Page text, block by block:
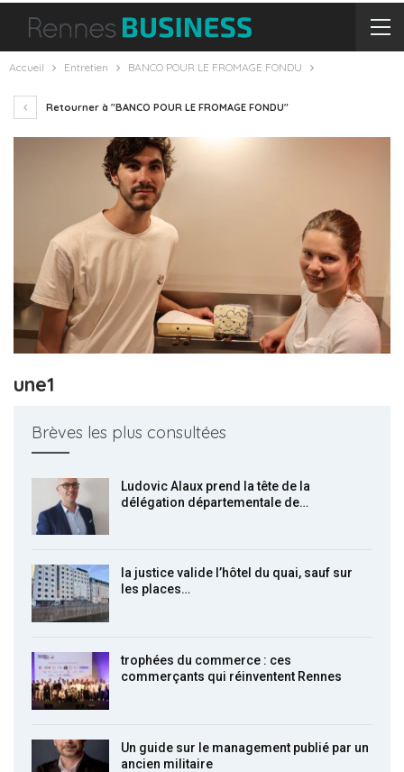
Accueil Entretien BANCO POUR LE FROMAGE FONDU
Retourner à "BANCO POUR LE FROMAGE FONDU"
une1
Brèves les plus consultées
Ludovic Alaux prend la tête de la
délégation départementale de…
la justice valide l’hôtel du quai, sauf sur
les places…
trophées du commerce : ces
commerçants qui réinventent Rennes
Un guide sur le management publié par un
ancien militaire